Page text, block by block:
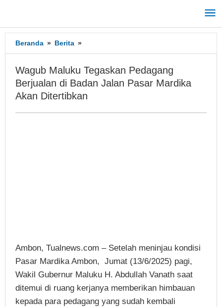
konten
Beranda » Berita »
Maluku
Pedagang
Berjualan
di
Jalan
Wagub Maluku Tegaskan Pedagang
Berjualan di Badan Jalan Pasar Mardika
Akan Ditertibkan
Ambon, Tualnews.com – Setelah meninjau kondisi
Pasar Mardika Ambon, Jumat (13/6/2025) pagi,
Wakil Gubernur Maluku H. Abdullah Vanath saat
ditemui di ruang kerjanya memberikan himbauan
kepada para pedagang yang sudah kembali